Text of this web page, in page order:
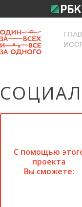
С помощью
проекта
Вы сможете: